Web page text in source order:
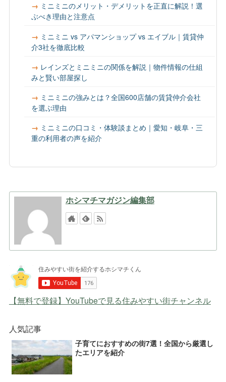
ミニミニのメリット・デメリットを正直に解説！選
ぶべき理由と注意点
ミニミニ vs アパマンショップ vs エイブル｜賃貸仲
介3社を徹底比較
レインズとミニミニの関係を解説｜物件情報の仕組
みと賢い部屋探し
ミニミニの強みとは？全国600店舗の賃貸仲介会社
を選ぶ理由
ミニミニの口コミ・体験談まとめ｜愛知・岐阜・三
重の利用者の声を紹介
ホシマチマガジン編集部
【無料で登録】YouTubeで見る住みやすい街チャンネル
人気記事
子育てにおすすめの街7選！全国から厳選し
たエリアを紹介